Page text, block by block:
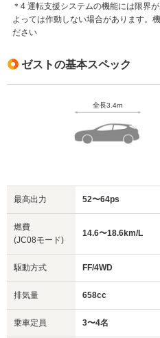
＊4 運転支援システムの機能には限界
よっては作動しない場合があります。
ださい
ゼストの基本スペック
全長3.4m
最高出力 52〜64ps
燃費
(JC08モード)
14.6〜18.6km/L
駆動方式 FF/4WD
排気量 658cc
乗車定員 3〜4名